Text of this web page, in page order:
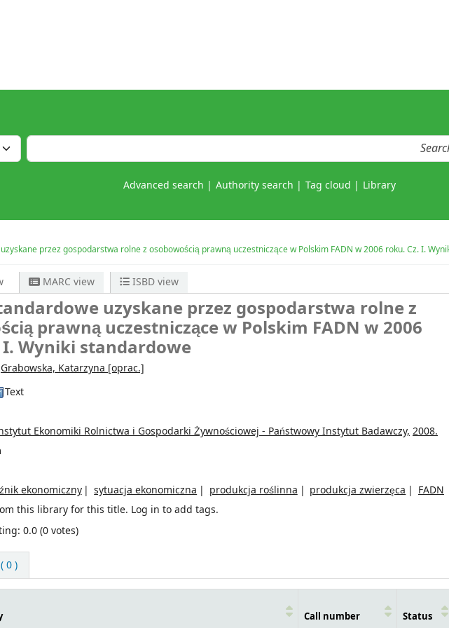
Advanced search Authority search Tag cloud Library
przez gospodarstwa rolne z osobowością prawną uczestniczące w Polskim FADN w 2006 roku. Cz. I.
MARC view ISBD view
uzyskane przez gospodarstwa rolne z
prawną uczestniczące w Polskim FADN w 2006
I. Wyniki standardowe
Grabowska, Katarzyna [oprac.]
Text
Ekonomiki Rolnictwa i Gospodarki Żywnościowej - Państwowy Instytut Badawczy, 2008.
ekonomiczny sytuacja ekonomiczna produkcja roślinna produkcja zwierzęca
FADN
this library for this title. Log in to add tags.
0.0 (0 votes)
0 )
Call number Status